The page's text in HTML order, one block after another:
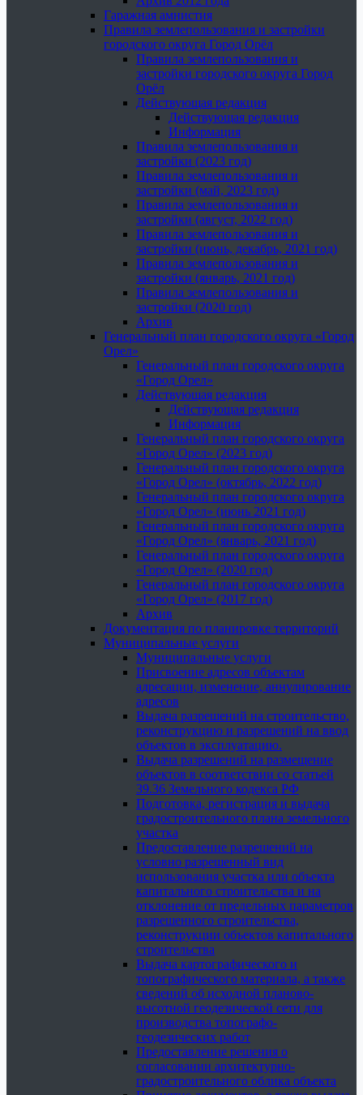
Гаражная амнистия
Правила землепользования и застройки
городского округа Город Орёл
Правила землепользования и
застройки городского округа Город
Орёл
Действующая редакция
Действующая редакция
Информация
Правила землепользования и
застройки (2023 год)
Правила землепользования и
застройки (май, 2023 год)
Правила землепользования и
застройки (август, 2022 год)
Правила землепользования и
застройки (июнь, декабрь, 2021 год)
Правила землепользования и
застройки (январь, 2021 год)
Правила землепользования и
застройки (2020 год)
Архив
Генеральный план городского округа «Город
Орел»
Генеральный план городского округа
«Город Орел»
Действующая редакция
Действующая редакция
Информация
Генеральный план городского округа
«Город Орел» (2023 год)
Генеральный план городского округа
«Город Орел» (октябрь, 2022 год)
Генеральный план городского округа
«Город Орел» (июнь 2021 год)
Генеральный план городского округа
«Город Орел» (январь, 2021 год)
Генеральный план городского округа
«Город Орел» (2020 год)
Генеральный план городского округа
«Город Орел» (2017 год)
Архив
Документация по планировке территорий
Муниципальные услуги
Муниципальные услуги
Присвоение адресов объектам
адресации, изменение, аннулирование
адресов
Выдача разрешений на строительство,
реконструкцию и разрешений на ввод
объектов в эксплуатацию.
Выдача разрешений на размещение
объектов в соответствии со статьей
39.36 Земельного кодекса РФ
Подготовка, регистрация и выдача
градостроительного плана земельного
участка
Предоставление разрешений на
условно разрешенный вид
использования участка или объекта
капитального строительства и на
отклонение от предельных параметров
разрешенного строительства,
реконструкции объектов капитального
строительства
Выдача картографического и
топографического материала, а также
сведений об исходной планово-
высотной геодезической сети для
производства топографо-
геодезических работ
Предоставление решения о
согласовании архитектурно-
градостроительного облика объекта